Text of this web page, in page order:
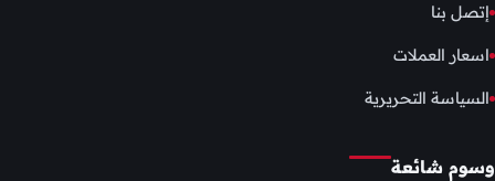
إتصل بنا
اسعار العملات
السياسة التحريرية
وسوم شائعة